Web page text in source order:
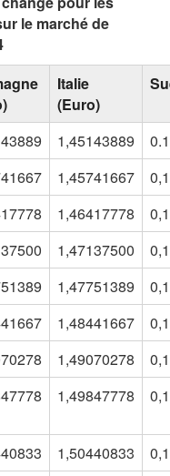
le marché de
Italie
(Euro)
1,45143889
1,45741667
1,46417778
1,47137500
1,47751389
1,48441667
1,49070278
1,49847778
1,50440833